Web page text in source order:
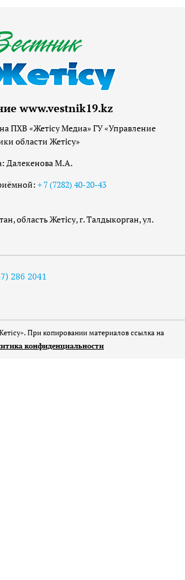
www.vestnik19.kz
ПХВ «Жетісу Медиа» ГУ «Управление
области Жетісу»
Далекенова М.А.
+ 7 (7282) 40-20-43
область Жетісу, г. Талдыкорган, ул.
286 2041
При копировании материалов ссылка на
конфиденциальности